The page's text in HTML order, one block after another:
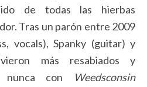
de todas las hierbas
Tras un parón entre 2009
vocals), Spanky (guitar) y
más resabiados y
nunca con
Weedsconsin